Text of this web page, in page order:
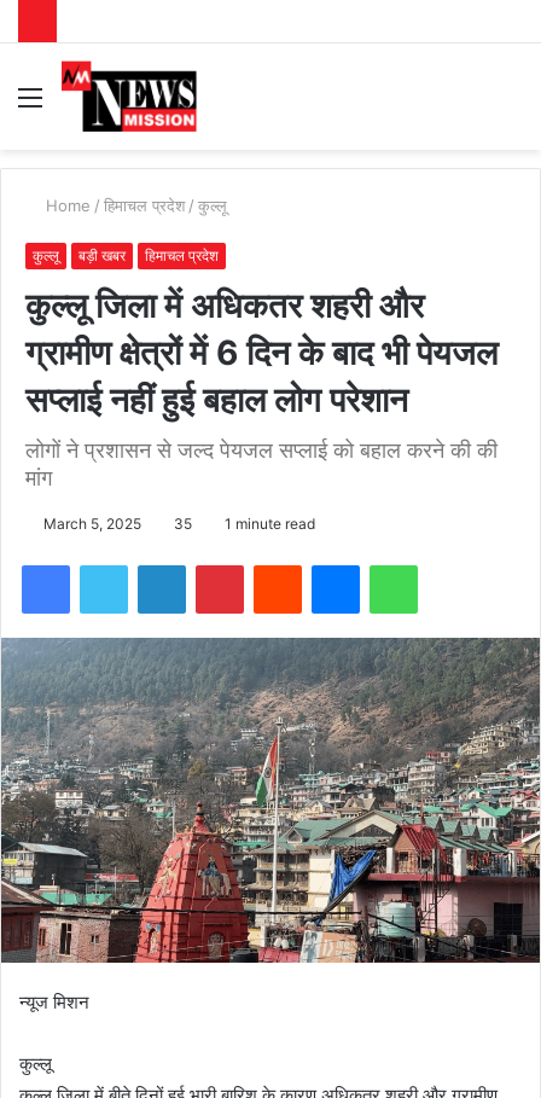
Menu
Home / हिमाचल प्रदेश / कुल्लू
कुल्लू बड़ी खबर हिमाचल प्रदेश
कुल्लू जिला में अधिकतर शहरी और
ग्रामीण क्षेत्रों में 6 दिन के बाद भी पेयजल
सप्लाई नहीं हुई बहाल लोग परेशान
लोगों ने प्रशासन से जल्द पेयजल सप्लाई को बहाल करने की की
मांग
March 5, 2025 35 1 minute read
न्यूज मिशन
कुल्लू